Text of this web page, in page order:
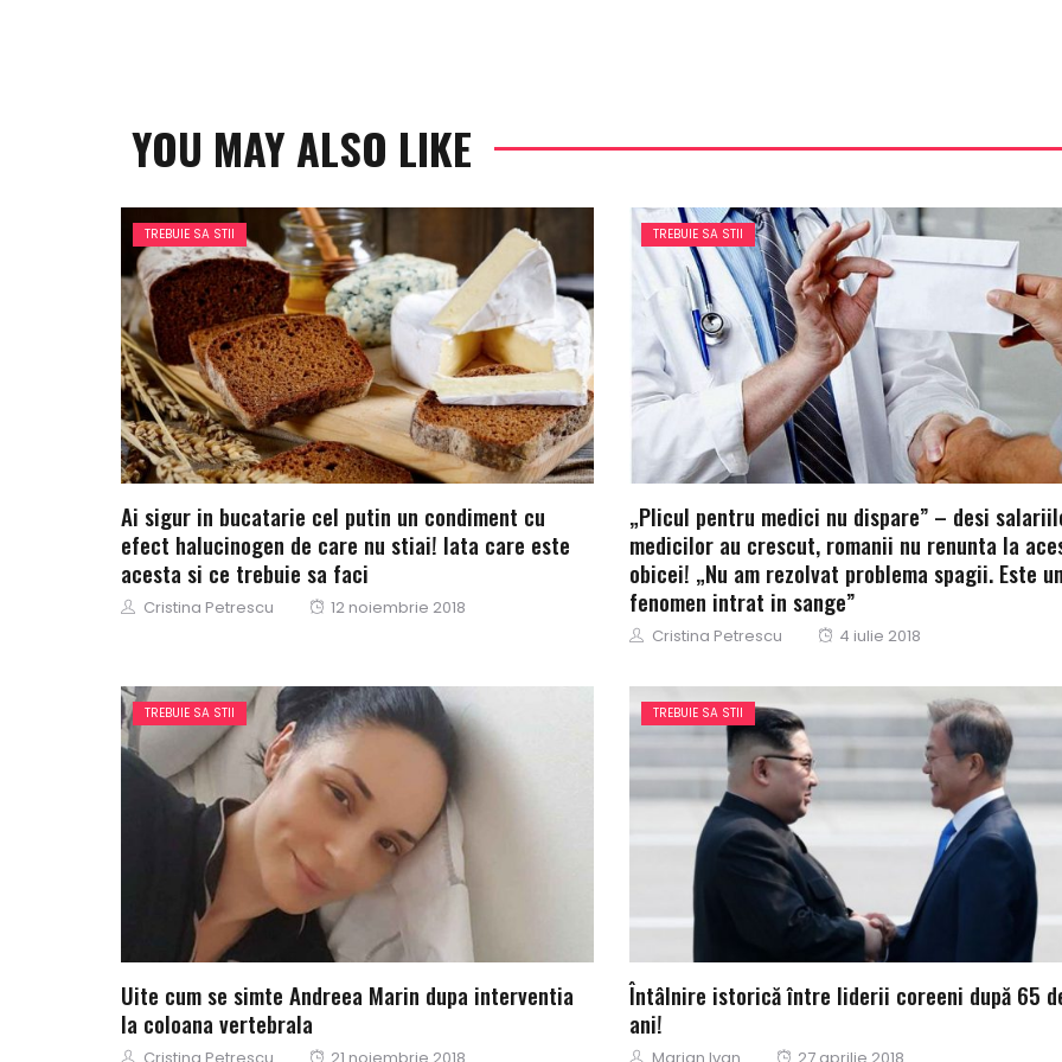
YOU MAY ALSO LIKE
TREBUIE SA STII
Ai sigur in bucatarie cel putin un condiment cu
efect halucinogen de care nu stiai! Iata care este
acesta si ce trebuie sa faci
Author
Cristina Petrescu
Posted
12 noiembrie 2018
TREBUIE SA STII
„Plicul pentru medici nu dispare” – desi
medicilor au crescut, romanii nu renunta la
obicei! „Nu am rezolvat problema spagii. Este
fenomen intrat in sange”
Author
Cristina Petrescu
Posted
4 iulie 2018
TREBUIE SA STII
Uite cum se simte Andreea Marin dupa interventia
la coloana vertebrala
Author Posted
TREBUIE SA STII
Întâlnire istorică între liderii coreeni după 65
ani!
Author Posted